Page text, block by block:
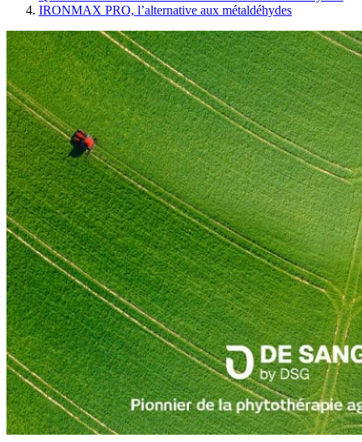
IRONMAX PRO, l’alternative aux métaldéhydes